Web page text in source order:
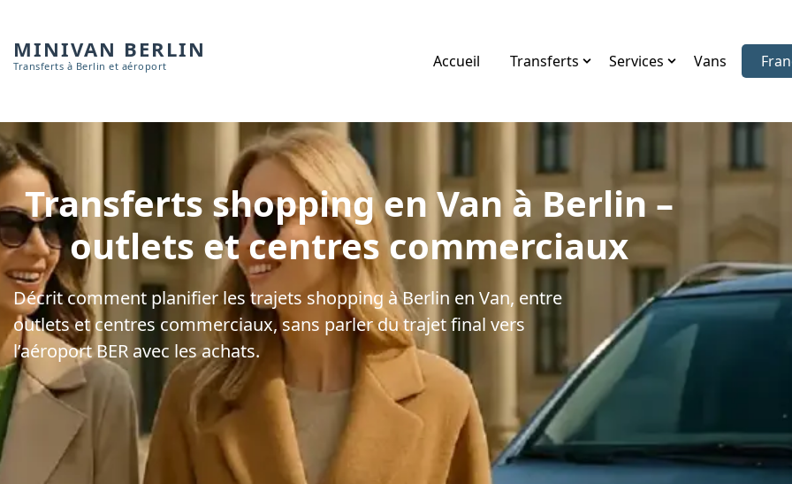
MINIVAN BERLIN
Transferts à Berlin et aéroport Accueil Transferts Services Vans
Transferts shopping en Van à Berlin –
outlets et centres commerciaux
Décrit comment planifier les trajets shopping à Berlin en Van, entre
outlets et centres commerciaux, sans parler du trajet final vers
l’aéroport BER avec les achats.